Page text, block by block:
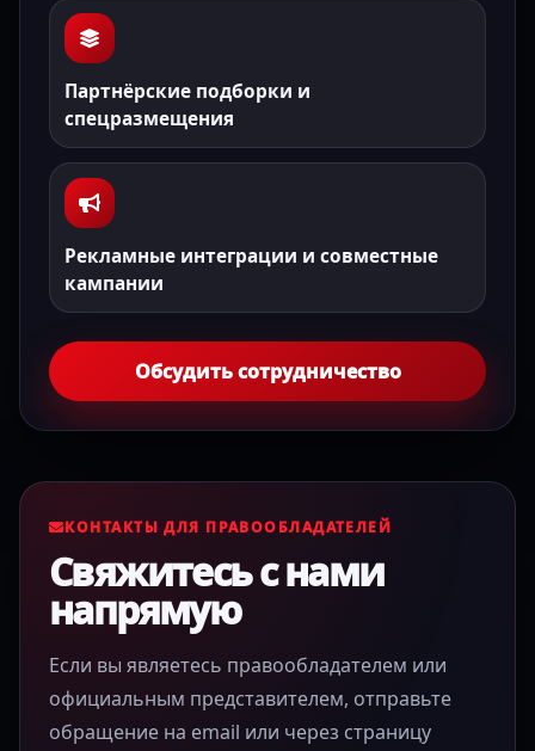
Партнёрские подборки и
спецразмещения
Рекламные интеграции и совместные
кампании
Обсудить сотрудничество
КОНТАКТЫ ДЛЯ ПРАВООБЛАДАТЕЛЕЙ
Свяжитесь с нами
напрямую
Если вы являетесь правообладателем или
официальным представителем, отправьте
обращение на email или через страницу